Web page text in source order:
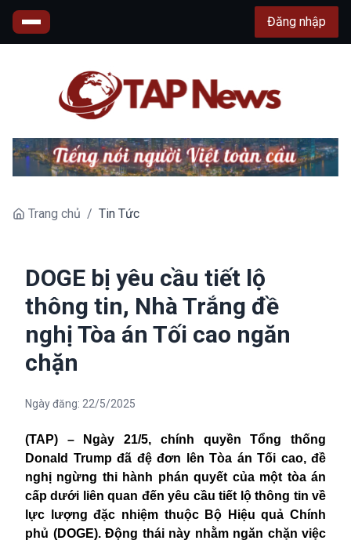
Đăng nhập
Trang chủ / Tin Tức
DOGE bị yêu cầu tiết lộ
thông tin, Nhà Trắng đề
nghị Tòa án Tối cao ngăn
chặn
Ngày đăng: 22/5/2025
(TAP) – Ngày 21/5, chính quyền Tổng thống
Donald Trump đã đệ đơn lên Tòa án Tối cao, đề
nghị ngừng thi hành phán quyết của một tòa án
cấp dưới liên quan đến yêu cầu tiết lộ thông tin về
lực lượng đặc nhiệm thuộc Bộ Hiệu quả Chính
phủ (DOGE). Động thái này nhằm ngăn chặn việc